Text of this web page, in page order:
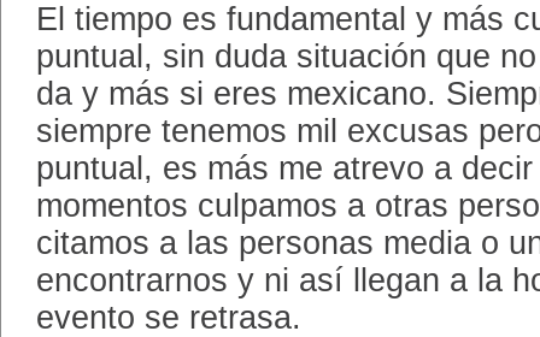
El tiempo es fundamental y más
puntual, sin duda situación que
da y más si eres mexicano.
siempre tenemos mil excusas
puntual, es más me atrevo a
momentos culpamos a otras
citamos a las personas media o
encontrarnos y ni así llegan a la
evento se retrasa.